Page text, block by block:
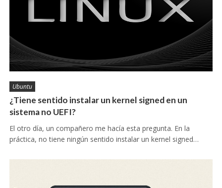
Ubuntu
¿Tiene sentido instalar un kernel signed en un
sistema no UEFI?
El otro día, un compañero me hacía esta pregunta. En la
práctica, no tiene ningún sentido instalar un kernel signed…